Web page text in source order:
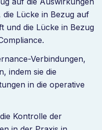
Lücke in Bezug auf
und die Lücke in Bezug
Verbindungen,
indem sie die
in die operative
Kontrolle der